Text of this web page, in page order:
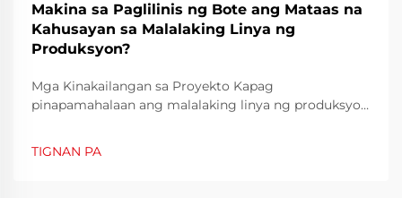
Makina sa Paglilinis ng Bote ang Mataas na
Kahusayan sa Malalaking Linya ng
Produksyon?
Mga Kinakailangan sa Proyekto Kapag
pinapamahalaan ang malalaking linya ng produksyon
lubos na linisin ang mga bote bago punuin upang
TIGNAN PA